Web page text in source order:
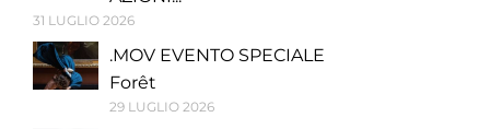
31 LUGLIO 2026
.MOV EVENTO SPECIALE
Forêt
29 LUGLIO 2026